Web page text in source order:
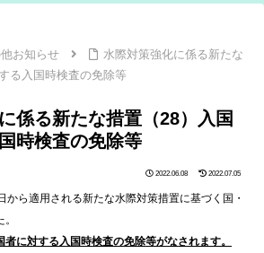
お知らせ
水際対策強化に係る新たな
る入国時検査の免除等
係る新たな措置（28）入国
時検査の免除等
2022.06.08 2022.07.05
から適用される新たな水際対策措置に基づく国・
に対する入国時検査の免除等がなされます。